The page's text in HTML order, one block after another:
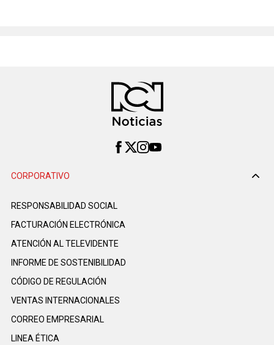
CORPORATIVO
RESPONSABILIDAD SOCIAL
FACTURACIÓN ELECTRÓNICA
ATENCIÓN AL TELEVIDENTE
INFORME DE SOSTENIBILIDAD
CÓDIGO DE REGULACIÓN
VENTAS INTERNACIONALES
CORREO EMPRESARIAL
LINEA ÉTICA